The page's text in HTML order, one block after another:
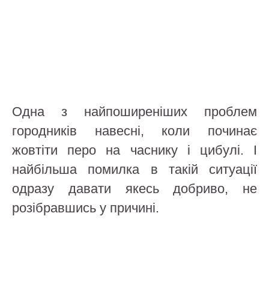
Одна з найпоширеніших проблем
городників навесні, коли починає
жовтіти перо на часнику і цибулі. І
найбільша помилка в такій ситуації
одразу давати якесь добриво, не
розібравшись у причині.